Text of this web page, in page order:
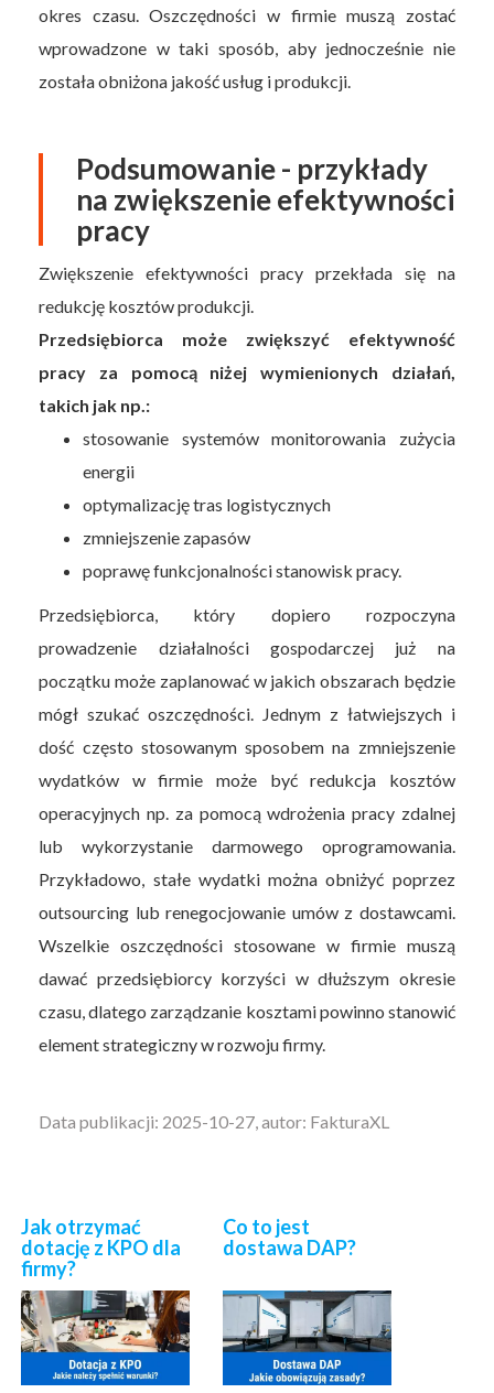
okres czasu. Oszczędności w firmie muszą zostać
wprowadzone w taki sposób, aby jednocześnie nie
została obniżona jakość usług i produkcji.
Podsumowanie - przykłady
na zwiększenie efektywności
pracy
Zwiększenie efektywności pracy przekłada się na
redukcję kosztów produkcji.
Przedsiębiorca może zwiększyć efektywność
pracy za pomocą niżej wymienionych działań,
takich jak np.:
stosowanie systemów monitorowania zużycia
energii
optymalizację tras logistycznych
zmniejszenie zapasów
poprawę funkcjonalności stanowisk pracy.
Przedsiębiorca, który dopiero rozpoczyna
prowadzenie działalności gospodarczej już na
początku może zaplanować w jakich obszarach będzie
mógł szukać oszczędności. Jednym z łatwiejszych i
dość często stosowanym sposobem na zmniejszenie
wydatków w firmie może być redukcja kosztów
operacyjnych np. za pomocą wdrożenia pracy zdalnej
lub wykorzystanie darmowego oprogramowania.
Przykładowo, stałe wydatki można obniżyć poprzez
outsourcing lub renegocjowanie umów z dostawcami.
Wszelkie oszczędności stosowane w firmie muszą
dawać przedsiębiorcy korzyści w dłuższym okresie
czasu, dlatego zarządzanie kosztami powinno stanowić
element strategiczny w rozwoju firmy.
Data publikacji: 2025-10-27, autor: FakturaXL
Jak otrzymać
dotację z KPO dla
firmy?
Co to jest
dostawa DAP?